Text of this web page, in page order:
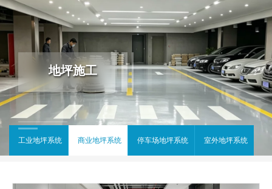
地坪施工
工业地坪系统 商业地坪系统 停车场地坪系统 室外地坪系统